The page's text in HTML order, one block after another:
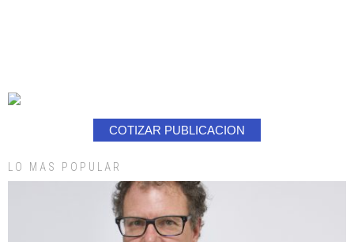
COTIZAR PUBLICACION
LO MAS POPULAR